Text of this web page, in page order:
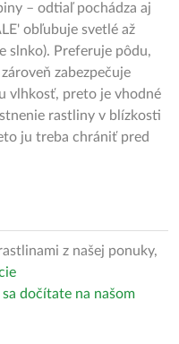
– odtiaľ pochádza aj
obľubuje svetlé až
slnko). Preferuje pôdu,
zabezpečuje
vlhkosť, preto je vhodné
rastliny v blízkosti
ju treba chrániť pred
z našej ponuky,
dočítate na našom